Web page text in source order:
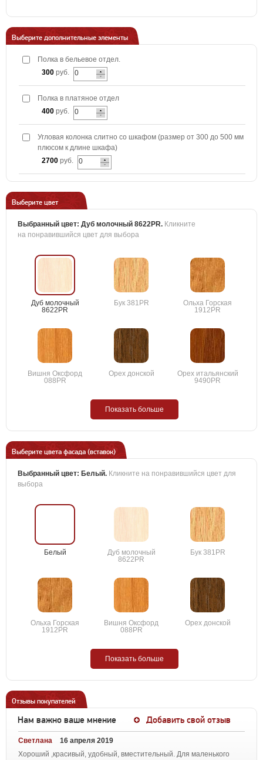
Выберите дополнительные элементы
Полка в бельевое отдел.
300 руб.
Полка в платяное отдел
400 руб.
Угловая колонка слитно со шкафом (размер от 300 до 500 мм
плюсом к длине шкафа)
2700 руб.
Выберите цвет
Выбранный цвет: Дуб молочный 8622PR. Кликните
на понравившийся цвет для выбора
Дуб молочный
8622PR
Бук 381PR
Ольха Горская
1912PR
Вишня Оксфорд
088PR
Орех донской
Орех итальянский
9490PR
Показать больше
Выберите цвета фасада (вставок)
Выбранный цвет: Белый. Кликните на понравившийся цвет для
выбора
Белый
Дуб молочный
8622PR
Бук 381PR
Ольха Горская
1912PR
Вишня Оксфорд
088PR
Орех донской
Показать больше
Отзывы покупателей
Нам важно ваше мнение Добавить свой отзыв
Светлана
16 апреля 2019
Хороший ,красивый, удобный, вместительный. Для маленького